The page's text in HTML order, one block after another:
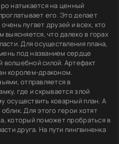
натыкается на ценный
его. Это делает
пугает друзей и всех, кто
выясняется, что далеко в горах
Для осуществления плана,
под названием сердце
силой. Артефакт
королем-драконом.
отправляется в
где и скрывается злой
осуществить коварный план. А
Для этого герои хотят
который поможет пробраться в
друга. На пути пингвиненка